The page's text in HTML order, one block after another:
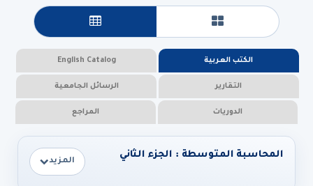
عرض البطاقات عرض جدولي
الكتب العربية English Catalog
التقارير الرسائل الجامعية
الدوريات المراجع
المحاسبة المتوسطة : الجزء الثاني
المزيد